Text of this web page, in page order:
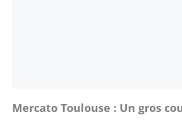
Mercato Toulouse : Un gros